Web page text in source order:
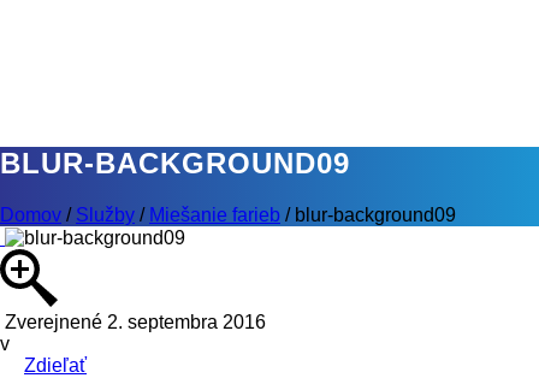
BLUR-BACKGROUND09
Domov / Služby / Miešanie farieb / blur-background09
Zverejnené 2. septembra 2016
v
Zdieľať